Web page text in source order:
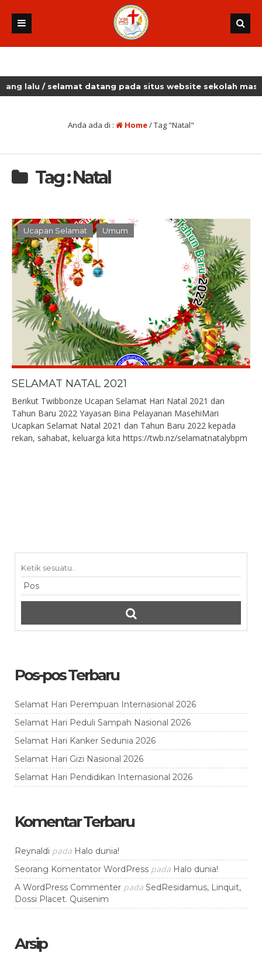
/ selamat datang pada situs website sekolah masehi
Anda ada di : Home/Tag "Natal"
Tag : Natal
Ucapan Selamat Umum
SELAMAT NATAL 2021
Berikut Twibbonze Ucapan Selamat Hari Natal 2021 dan
Tahun Baru 2022 Yayasan Bina Pelayanan MasehiMari
Ucapkan Selamat Natal 2021 dan Tahun Baru 2022 kepada
rekan, sahabat, keluarga kita https://twb.nz/selamatnatalybpm
Pos-pos Terbaru
Selamat Hari Perempuan Internasional 2026
Selamat Hari Peduli Sampah Nasional 2026
Selamat Hari Kanker Sedunia 2026
Selamat Hari Gizi Nasional 2026
Selamat Hari Pendidikan Internasional 2026
Komentar Terbaru
Reynaldi pada Halo dunia!
Seorang Komentator WordPress pada Halo dunia!
A WordPress Commenter pada SedResidamus, Linquit,
Dossi Placet. Quisenim
Arsip